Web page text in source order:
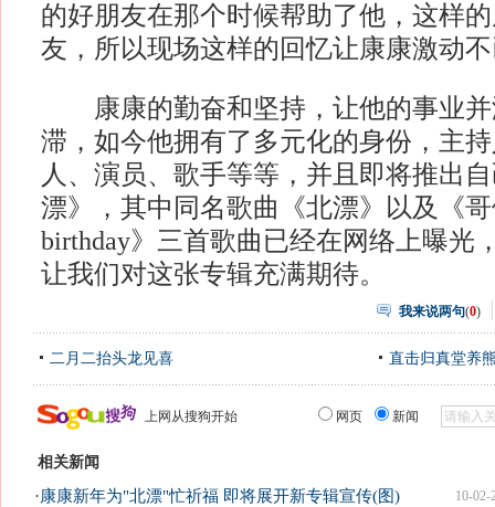
的好朋友在那个时候帮助了他，这样
友，所以现场这样的回忆让康康激动
康康的勤奋和坚持，让他的事业并
滞，如今他拥有了多元化的身份，主
人、演员、歌手等等，并且即将推出
漂》，其中同名歌曲《北漂》以及《
birthday》三首歌曲已经在网络上曝光
让我们对这张专辑充满期待。
我来说两句(0)
二月二抬头龙见喜 直击归真堂养
上网从搜狗开始 网页 新闻
相关新闻
10-02-
·康康新年为"北漂"忙祈福 即将展开新专辑宣传(图)